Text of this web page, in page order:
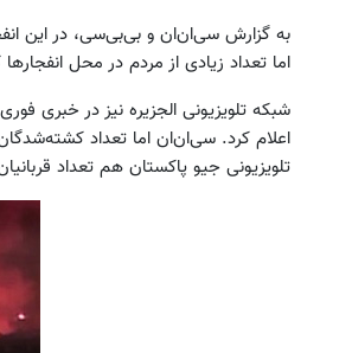
به گزارش سی‌ان‌ان و بی‌بی‌سی‌، در این
اما تعداد زیادی از مردم در محل
شبکه تلویزیونی الجزیره نیز در خبری
تلویزیونی جیو پاکستان هم تعداد قربانیان را 115 نفر